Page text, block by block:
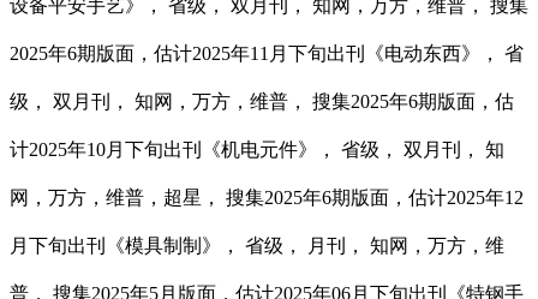
设备平安手艺》， 省级， 双月刊， 知网，万方，维普， 搜集
2025年6期版面，估计2025年11月下旬出刊《电动东西》， 省
级， 双月刊， 知网，万方，维普， 搜集2025年6期版面，估
计2025年10月下旬出刊《机电元件》， 省级， 双月刊， 知
网，万方，维普，超星， 搜集2025年6期版面，估计2025年12
月下旬出刊《模具制制》， 省级， 月刊， 知网，万方，维
普， 搜集2025年5月版面，估计2025年06月下旬出刊《特钢手